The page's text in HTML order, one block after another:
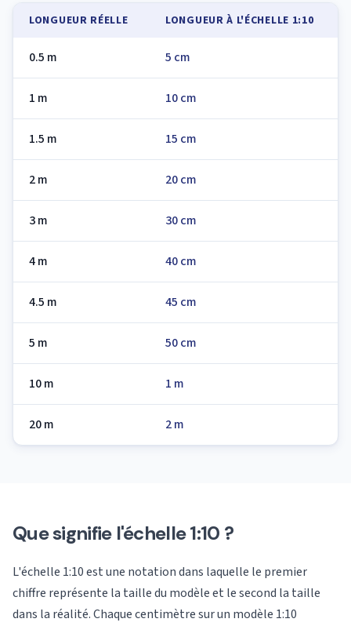
LONGUEUR RÉELLE LONGUEUR À L'ÉCHELLE 1:10
0.5 m 5 cm
1 m 10 cm
1.5 m 15 cm
2 m 20 cm
3 m 30 cm
4 m 40 cm
4.5 m 45 cm
5 m 50 cm
10 m 1 m
20 m 2 m
Que signifie l'échelle 1:10 ?
L'échelle 1:10 est une notation dans laquelle le premier
chiffre représente la taille du modèle et le second la taille
dans la réalité. Chaque centimètre sur un modèle 1:10